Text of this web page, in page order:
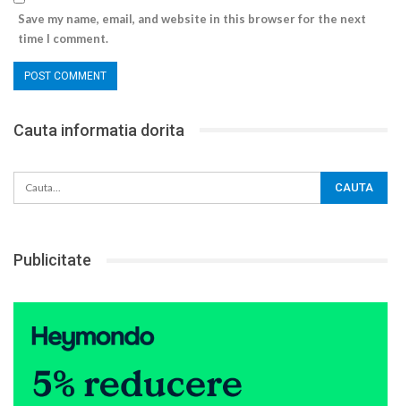
Save my name, email, and website in this browser for the next
time I comment.
Cauta informatia dorita
Publicitate